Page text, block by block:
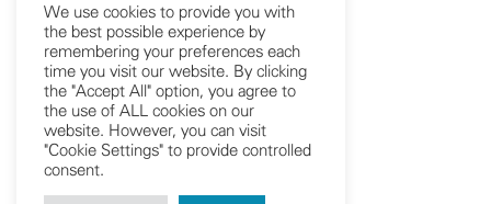
We use cookies to provide you with
the best possible experience by
remembering your preferences each
time you visit our website. By clicking
the "Accept All" option, you agree to
the use of ALL cookies on our
website. However, you can visit
"Cookie Settings" to provide controlled
consent.